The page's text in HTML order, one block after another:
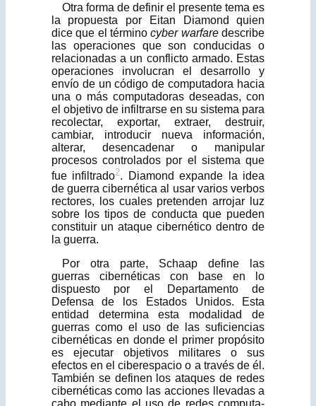
Otra forma de definir el presente tema es
la propuesta por Eitan Diamond quien
dice que el términocyber warfaredescribe
las operaciones que son conducidas o
relacionadas a un conflicto armado. Estas
operaciones involucran el desarrollo y
envío de un código de computadora hacia
una o más computado­ras deseadas, con
el objetivo de infiltrarse en su sistema para
recolectar, expor­tar, extraer, destruir,
cambiar, introducir nueva información,
alterar, desen­cadenar o manipular
procesos controlados por el sistema que
fue infiltrado2. Diamond expande la idea
de guerra cibernética al usar varios verbos
rectores, los cuales pretenden arrojar luz
sobre los tipos de conducta que pueden
cons­tituir un ataque cibernético dentro de
la guerra.
Por otra parte, Schaap define las
guerras cibernéticas con base en lo
dispuesto por el Departamento de
Defensa de los Estados Unidos. Esta
entidad deter­mina esta modalidad de
guerras como el uso de las suficiencias
cibernéticas en donde el primer propósito
es ejecutar objetivos militares o sus
efectos en el ciberespacio o a través de él.
También se definen los ataques de redes
cibernéticas como las acciones llevadas a